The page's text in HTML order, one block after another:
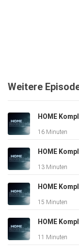
Weitere
HOME
16 Minuten
HOME
13 Minuten
HOME
15 Minuten
HOME
11 Minuten